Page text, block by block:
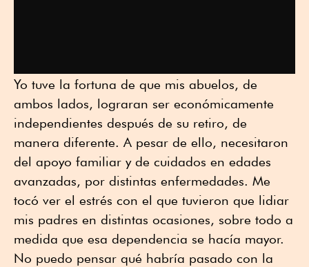
Yo tuve la fortuna de que mis abuelos, de
ambos lados, lograran ser económicamente
independientes después de su retiro, de
manera diferente. A pesar de ello, necesitaron
del apoyo familiar y de cuidados en edades
avanzadas, por distintas enfermedades. Me
tocó ver el estrés con el que tuvieron que lidiar
mis padres en distintas ocasiones, sobre todo a
medida que esa dependencia se hacía mayor.
No puedo pensar qué habría pasado con la